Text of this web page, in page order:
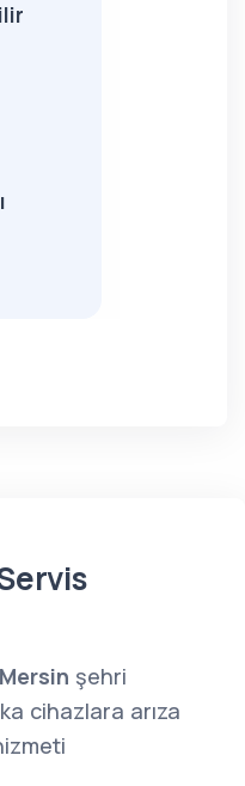
Mersin şehri
cihazlara arıza